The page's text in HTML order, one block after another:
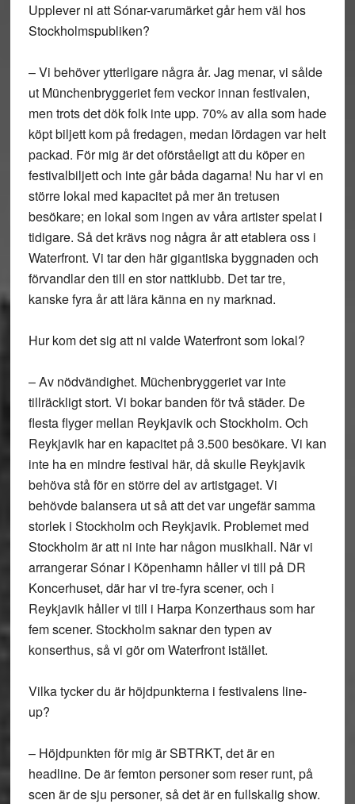
Upplever ni att Sónar-varumärket går hem väl hos
Stockholmspubliken?
– Vi behöver ytterligare några år. Jag menar, vi sålde
ut Münchenbryggeriet fem veckor innan festivalen,
men trots det dök folk inte upp. 70% av alla som hade
köpt biljett kom på fredagen, medan lördagen var helt
packad. För mig är det oförståeligt att du köper en
festivalbiljett och inte går båda dagarna! Nu har vi en
större lokal med kapacitet på mer än tretusen
besökare; en lokal som ingen av våra artister spelat i
tidigare. Så det krävs nog några år att etablera oss i
Waterfront. Vi tar den här gigantiska byggnaden och
förvandlar den till en stor nattklubb. Det tar tre,
kanske fyra år att lära känna en ny marknad.
Hur kom det sig att ni valde Waterfront som lokal?
– Av nödvändighet. Müchenbryggeriet var inte
tillräckligt stort. Vi bokar banden för två städer. De
flesta flyger mellan Reykjavik och Stockholm. Och
Reykjavik har en kapacitet på 3.500 besökare. Vi kan
inte ha en mindre festival här, då skulle Reykjavik
behöva stå för en större del av artistgaget. Vi
behövde balansera ut så att det var ungefär samma
storlek i Stockholm och Reykjavik. Problemet med
Stockholm är att ni inte har någon musikhall. När vi
arrangerar Sónar i Köpenhamn håller vi till på DR
Koncerhuset, där har vi tre-fyra scener, och i
Reykjavik håller vi till i Harpa Konzerthaus som har
fem scener. Stockholm saknar den typen av
konserthus, så vi gör om Waterfront istället.
Vilka tycker du är höjdpunkterna i festivalens line-
up?
– Höjdpunkten för mig är SBTRKT, det är en
headline. De är femton personer som reser runt, på
scen är de sju personer, så det är en fullskalig show.